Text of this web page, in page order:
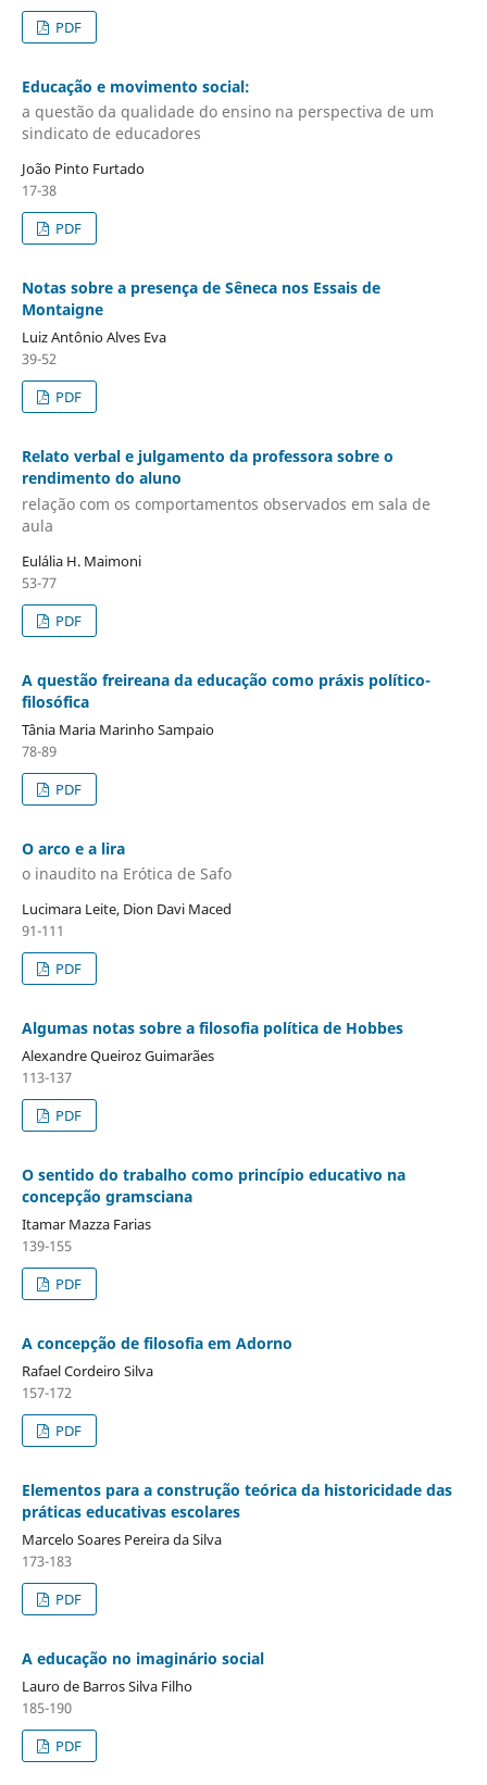
PDF
Educação e movimento social:
a questão da qualidade do ensino na perspectiva de um
sindicato de educadores
João Pinto Furtado
17-38
PDF
Notas sobre a presença de Sêneca nos Essais de
Montaigne
Luiz Antônio Alves Eva
39-52
PDF
Relato verbal e julgamento da professora sobre o
rendimento do aluno
relação com os comportamentos observados em sala de
aula
Eulália H. Maimoni
53-77
PDF
A questão freireana da educação como práxis político-
filosófica
Tânia Maria Marinho Sampaio
78-89
PDF
O arco e a lira
o inaudito na Erótica de Safo
Lucimara Leite, Dion Davi Maced
91-111
PDF
Algumas notas sobre a filosofia política de Hobbes
Alexandre Queiroz Guimarães
113-137
PDF
O sentido do trabalho como princípio educativo na
concepção gramsciana
Itamar Mazza Farias
139-155
PDF
A concepção de filosofia em Adorno
Rafael Cordeiro Silva
157-172
PDF
Elementos para a construção teórica da historicidade das
práticas educativas escolares
Marcelo Soares Pereira da Silva
173-183
PDF
A educação no imaginário social
Lauro de Barros Silva Filho
185-190
PDF